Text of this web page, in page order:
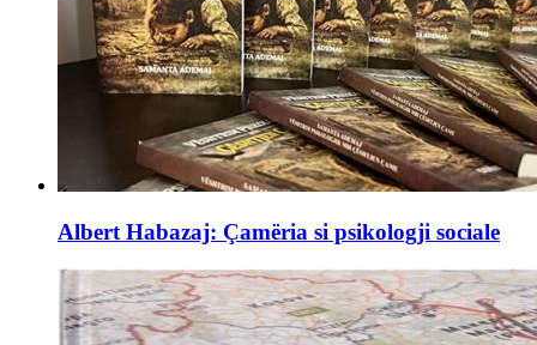
Albert Habazaj: Çamëria si psikologji sociale